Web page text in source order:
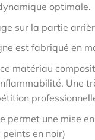
optimale.
sur la partie
est fabriqué en
matériau
Une
permet une mise
en noir)